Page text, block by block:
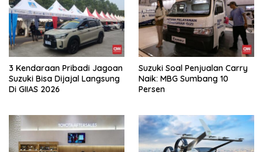
3 Kendaraan Pribadi Jagoan
Suzuki Bisa Dijajal Langsung
Di GIIAS 2026
Suzuki Soal Penjualan Carry
Naik: MBG Sumbang 10
Persen